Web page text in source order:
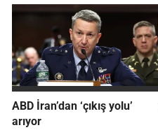
ABD İran’dan ‘çıkış yolu’
arıyor